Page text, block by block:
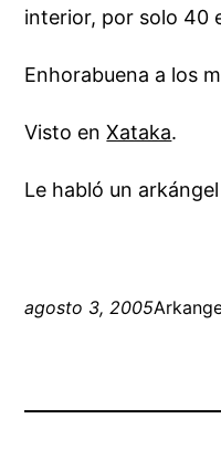
interior, por solo 40
Enhorabuena a los
Visto enXataka.
Le habló un
agosto 3, 2005